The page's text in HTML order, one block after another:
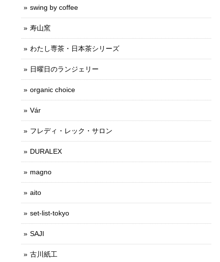
swing by coffee
寿山窯
わたし専茶・日本茶シリーズ
日曜日のランジェリー
organic choice
Vár
フレディ・レック・サロン
DURALEX
magno
aito
set-list-tokyo
SAJI
古川紙工